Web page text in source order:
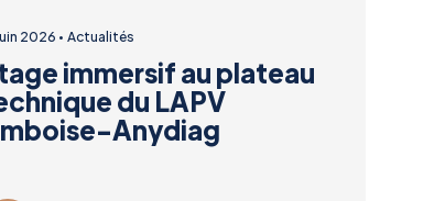
2026 Actualités
immersif au plateau
du LAPV
Anydiag